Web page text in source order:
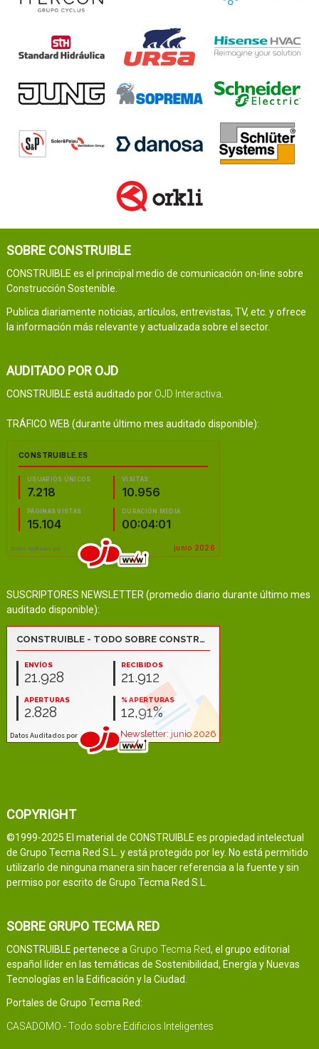
SOBRE CONSTRUIBLE
CONSTRUIBLE es el principal medio de comunicación on-line sobre
Construcción Sostenible.
Publica diariamente noticias, artículos, entrevistas, TV, etc. y ofrece
la información más relevante y actualizada sobre el sector.
AUDITADO POR OJD
CONSTRUIBLE está auditado por OJD Interactiva
TRÁFICO WEB (durante último mes auditado disponible):
SUSCRIPTORES NEWSLETTER (promedio diario durante último mes
auditado disponible):
COPYRIGHT
©1999-2025 El material de CONSTRUIBLE es propiedad intelectual
de Grupo Tecma Red S.L. y está protegido por ley. No está permitido
utilizarlo de ninguna manera sin hacer referencia a la fuente y sin
permiso por escrito de Grupo Tecma Red S.L.
SOBRE GRUPO TECMA RED
CONSTRUIBLE pertenece a Grupo Tecma Red, el grupo editorial
español líder en las temáticas de Sostenibilidad, Energía y Nuevas
Tecnologías en la Edificación y la Ciudad.
Portales de Grupo Tecma Red:
CASADOMO - Todo sobre Edificios Inteligentes